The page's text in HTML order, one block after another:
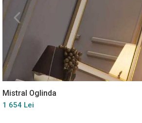
Mistral Oglinda
1 654 Lei